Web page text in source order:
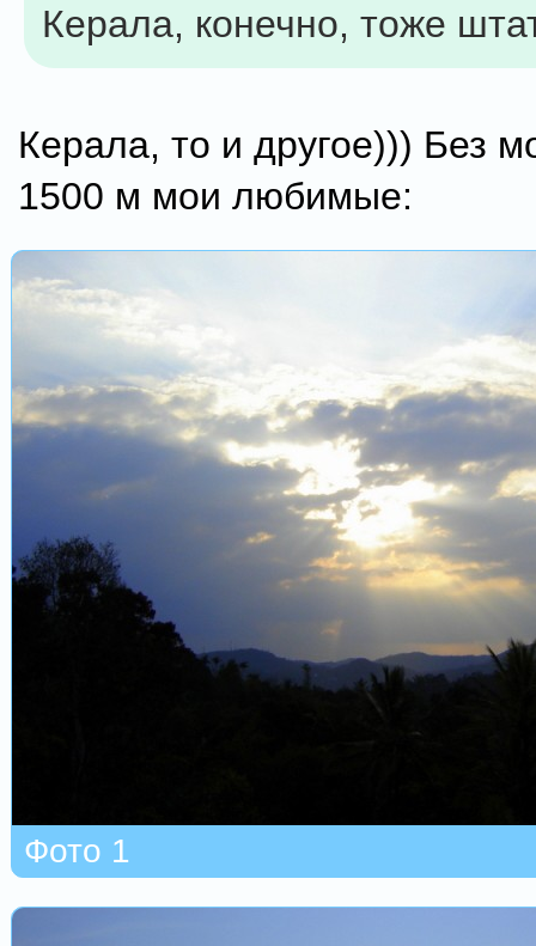
Керала, конечно, тоже
Керала, то и другое))) Без
1500 м мои любимые:
Фото 1